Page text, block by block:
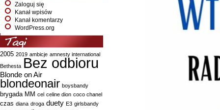
Zaloguj się
Kanał wpisów
Kanał komentarzy
WordPress.org
Tagi
2005 2019 ambicje amnesty international
Bethesta Bez odbioru
Blonde on Air
blondeonair boysbandy
brygada MM cel celine dion coco chanel
czas diana droga duety E3 girlsbandy